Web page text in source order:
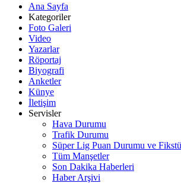
Ana Sayfa
Kategoriler
Foto Galeri
Video
Yazarlar
Röportaj
Biyografi
Anketler
Künye
İletişim
Servisler
Hava Durumu
Trafik Durumu
Süper Lig Puan Durumu ve
Tüm Manşetler
Son Dakika Haberleri
Haber Arşivi